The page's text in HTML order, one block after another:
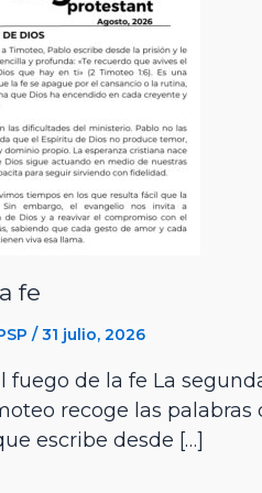
fe
/ 31 julio, 2026
fuego de la fe La
recoge las palabras
escribe desde […]